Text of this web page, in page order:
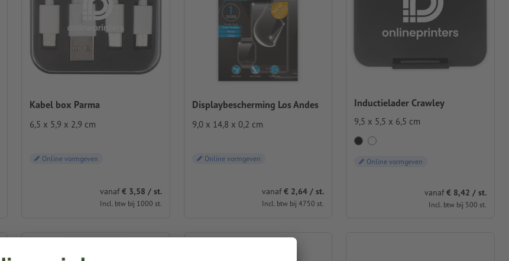
Kabel box Parma
6,5 x 5,9 x 2,9 cm
Online vormgeven
vanaf€ 3,58 / st.
Incl. btw bij 1000 st.
Displaybescherming Los Andes
9,0 x 14,8 x 0,2 cm
Online vormgeven
vanaf€ 2,64 / st.
Incl. btw bij 4750 st.
Inductielader Crawley
9,5 x 5,5 x 6,5 cm
Online vormgeven
vanaf€ 8,42 / st.
Incl. btw bij 500 st.